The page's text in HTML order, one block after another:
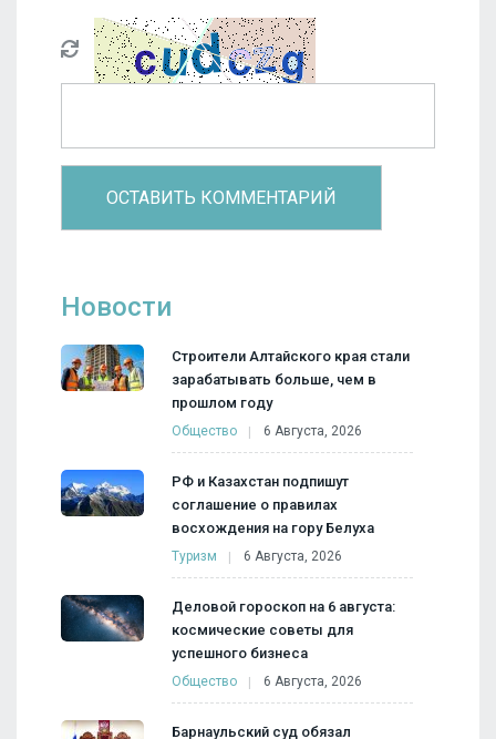
Новости
Строители Алтайского края стали
зарабатывать больше, чем в
прошлом году
Общество 6 Августа, 2026
РФ и Казахстан подпишут
соглашение о правилах
восхождения на гору Белуха
Туризм 6 Августа, 2026
Деловой гороскоп на 6 августа:
космические советы для
успешного бизнеса
Общество 6 Августа, 2026
Барнаульский суд обязал